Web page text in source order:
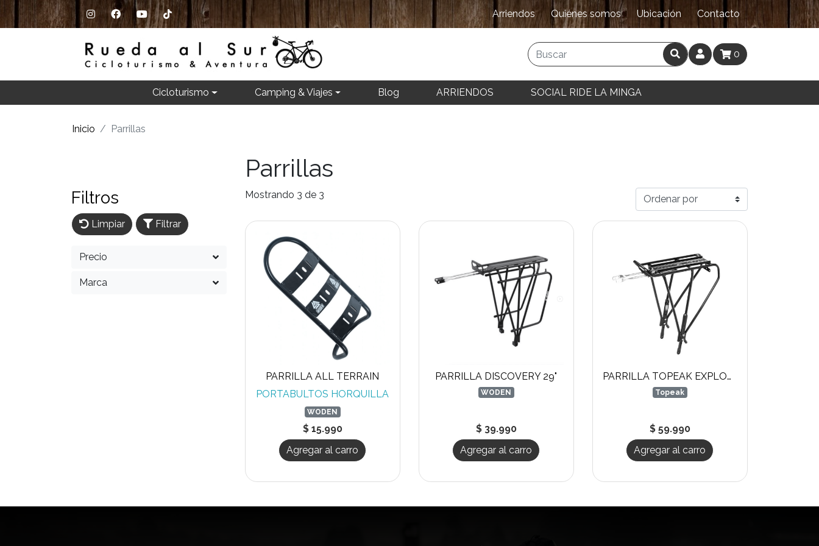
Arriendos Quiénes somos Ubicación Contacto
0
Cicloturismo Camping & Viajes Blog ARRIENDOS SOCIAL RIDE LA MINGA
Inicio Parrillas
Parrillas
Filtros
Limpiar Filtrar
Precio
Marca
Mostrando 3 de 3
PARRILLA ALL TERRAIN
PORTABULTOS HORQUILLA
WODEN
$ 15.990
Agregar al carro
PARRILLA DISCOVERY 29"
WODEN
$ 39.990
Agregar al carro
PARRILLA TOPEAK EXPLORER
Topeak
$ 59.990
Agregar al carro